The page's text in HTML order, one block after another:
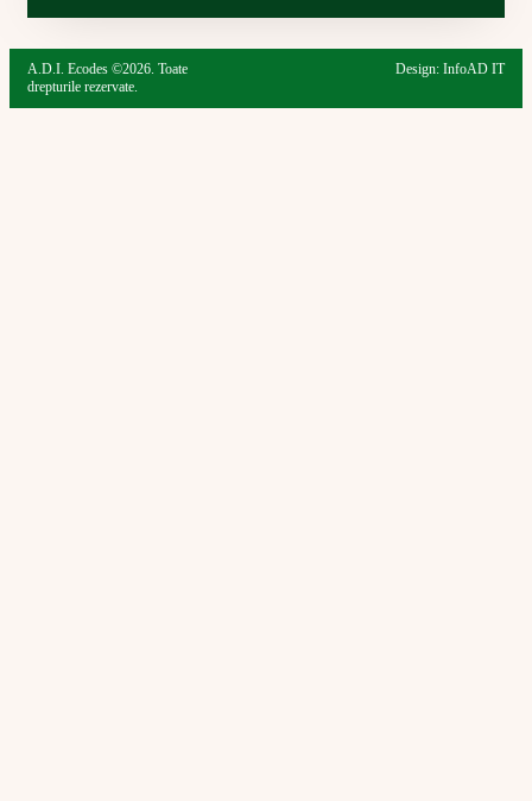
A.D.I. Ecodes ©2026. Toate
drepturile rezervate.
Design: InfoAD IT